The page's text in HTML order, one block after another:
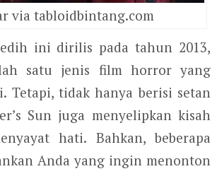
via tabloidbintang.com
ini dirilis pada tahun 2013,
satu jenis film horror yang
Tetapi, tidak hanya berisi setan
Sun juga menyelipkan kisah
hati. Bahkan, beberapa
Anda yang ingin menonton